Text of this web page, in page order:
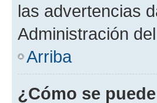
las advertencias
Administración
Arriba
¿Cómo se